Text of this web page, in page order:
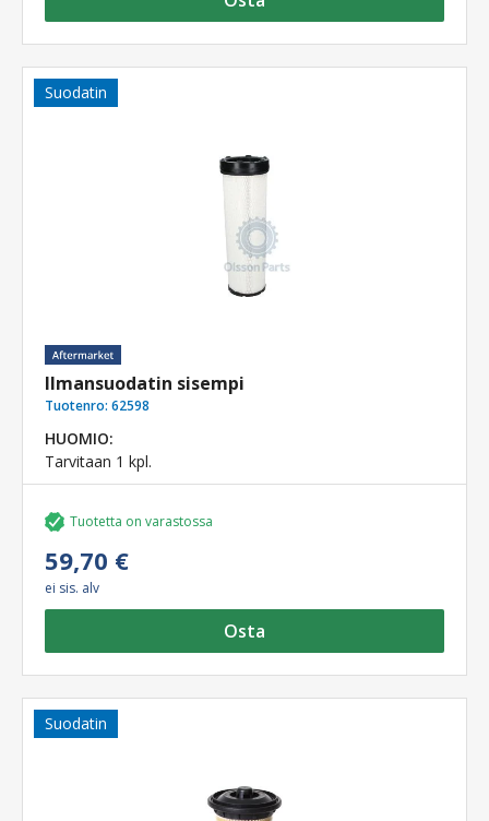
Suodatin
Ilmansuodatin sisempi
Tuotenro: 62598
HUOMIO:
Tarvitaan 1 kpl.
Tuotetta on varastossa
59,70 €
ei sis. alv
Osta
Suodatin